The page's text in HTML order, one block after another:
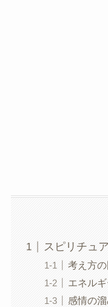
スピリチュ
考え方
エネル
感情の